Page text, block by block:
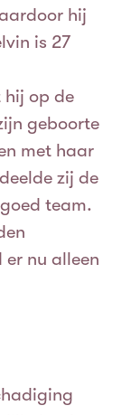
hij
is 27
hij op de
geboorte
met haar
zij de
team.
nu alleen